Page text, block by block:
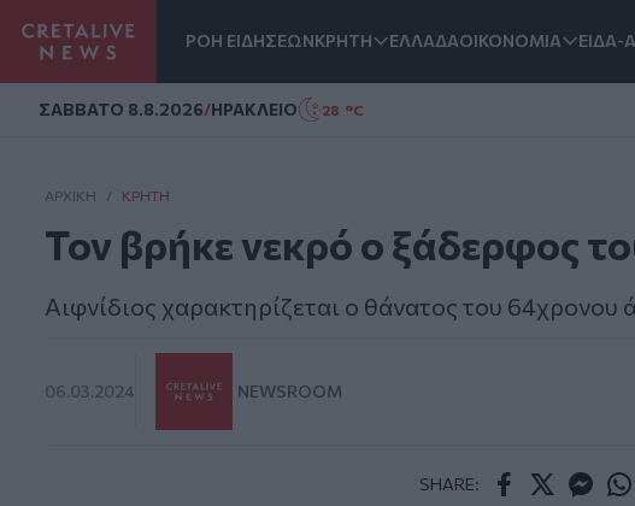
ΡΟΗ ΕΙΔΗΣΕΩΝΚΡΗΤΗ ΕΛΛΑΔΑΟΙΚΟΝΟΜΙΑ ΕΙΔΑ-
ΣAΒΒΑΤΟ 8.8.2026/ΗΡΑΚΛΕΙΟ 28 °C
ΑΡΧΙΚΗ / ΚΡΉΤΗ
Τον βρήκε νεκρό ο ξάδερφος
Αιφνίδιος χαρακτηρίζεται ο θάνατος του 64χρονου
06.03.2024 NEWSROOM
SHARE: